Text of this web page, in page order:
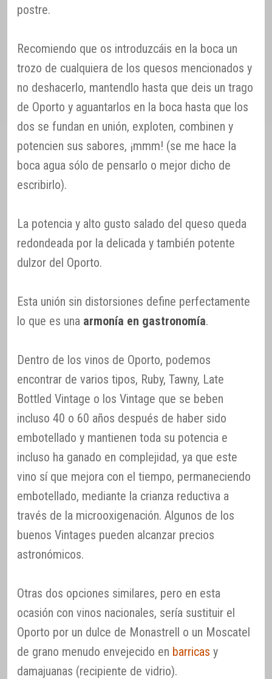
postre.
Recomiendo que os introduzcáis en la boca un
trozo de cualquiera de los quesos mencionados y
no deshacerlo, mantendlo hasta que deis un trago
de Oporto y aguantarlos en la boca hasta que los
dos se fundan en unión, exploten, combinen y
potencien sus sabores, ¡mmm! (se me hace la
boca agua sólo de pensarlo o mejor dicho de
escribirlo).
La potencia y alto gusto salado del queso queda
redondeada por la delicada y también potente
dulzor del Oporto.
Esta unión sin distorsiones define perfectamente
lo que es una armonía en gastronomía.
Dentro de los vinos de Oporto, podemos
encontrar de varios tipos, Ruby, Tawny, Late
Bottled Vintage o los Vintage que se beben
incluso 40 o 60 años después de haber sido
embotellado y mantienen toda su potencia e
incluso ha ganado en complejidad, ya que este
vino sí que mejora con el tiempo, permaneciendo
embotellado, mediante la crianza reductiva a
través de la microoxigenación. Algunos de los
buenos Vintages pueden alcanzar precios
astronómicos.
Otras dos opciones similares, pero en esta
ocasión con vinos nacionales, sería sustituir el
Oporto por un dulce de Monastrell o un Moscatel
de grano menudo envejecido en barricas y
damajuanas (recipiente de vidrio).